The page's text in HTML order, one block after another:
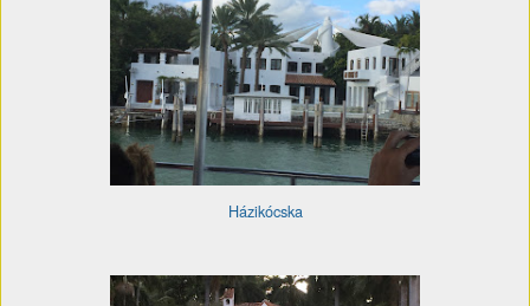
Házikócska